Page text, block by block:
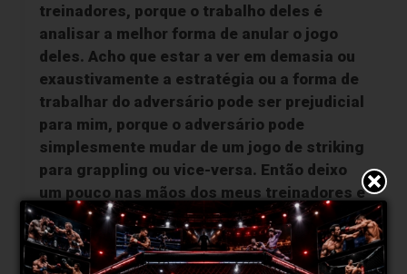
treinadores, porque o trabalho deles é
analisar a melhor forma de anular o jogo
deles. Acho que estar a ver em demasia ou
exaustivamente a estratégia ou a forma de
trabalhar do adversário pode ser prejudicial
para mim, porque o adversário pode
simplesmente mudar de um jogo de striking
para grappling ou vice-versa. Então deixo
um pouco nas mãos dos meus treinadores e
vamos treinar para ultrapassar qualquer
dificuldade que nos surja.